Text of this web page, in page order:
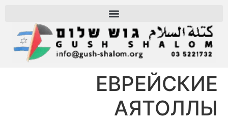
ЕВРЕЙСКИЕ
АЯТОЛЛЫ